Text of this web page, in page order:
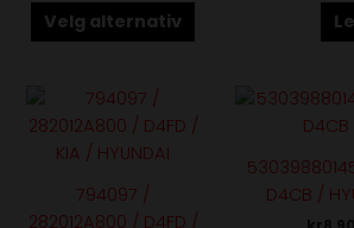
Velg alternativ
på
produktsiden
794097 /
282012A800 / D4FD /
Dette
produktet
varianter.
D4CB /
Dette
produktet
flere
varianter.